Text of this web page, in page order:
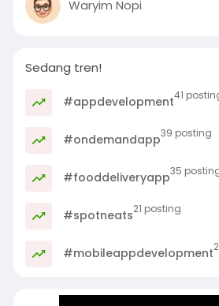
Waryim Nopi
Sedang tren!
#appdevelopment41
#ondemandapp39 posting
#fooddeliveryapp35
#spotneats21 posting
#mobileappdevelopment